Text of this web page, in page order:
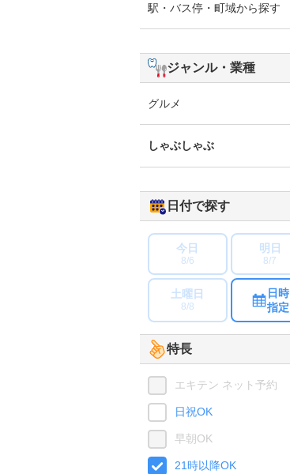
駅・バス停・町域から探す
ジャンル・業種
グルメ
しゃぶしゃぶ
日付で探す
今日
8/6
明日
8/7
土曜日
8/8
日時
指定
特長
エキテン ネット予約
日祝OK
早朝OK
21時以降OK